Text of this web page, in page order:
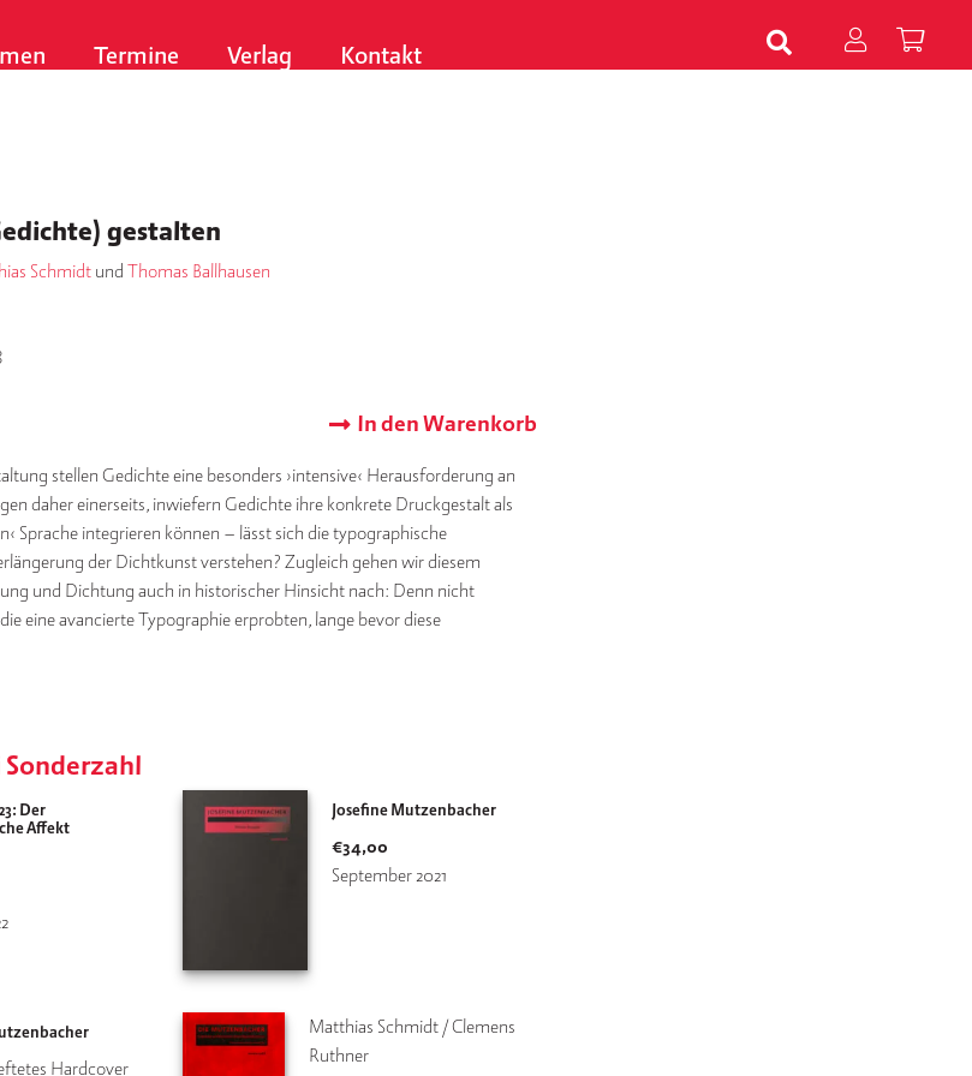
Termine Verlag Kontakt
gestalten
Schmidtund Thomas Ballhausen
In den Warenkorb
stellen Gedichte eine besonders ›intensive‹ Herausforderung an
daher einerseits, inwiefern Gedichte ihre konkrete Druckgestalt als
Sprache integrieren können – lässt sich die typographische
der Dichtkunst verstehen? Zugleich gehen wir diesem
und Dichtung auch in historischer Hinsicht nach: Denn nicht
eine avancierte Typographie erprobten, lange bevor diese
Der
Affekt
Josefine Mutzenbacher
€34,00
September 2021
Hardcover
Matthias Schmidt / Clemens
Ruthner